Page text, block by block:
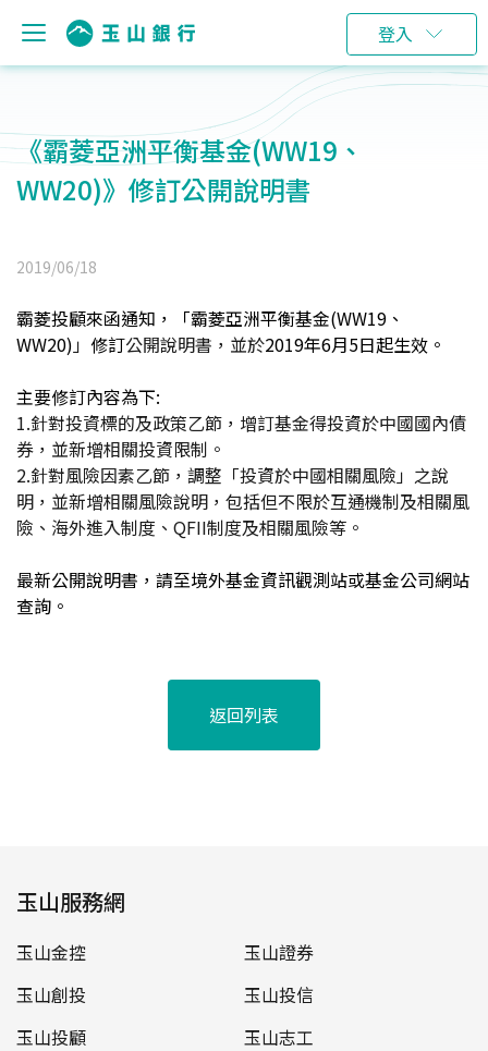
登入
《霸菱亞洲平衡基金(WW19、
WW20)》修訂公開說明書
2019/06/18
霸菱投顧來函通知，「霸菱亞洲平衡基金(WW19、
WW20)」 修訂公開說明書，並於2019年6月5日起生效。
主要修訂內容為下:
1.針對投資標的及政策乙節，增訂基金得投資於中國國內債
券，並新增相關投資限制。
2.針對風險因素乙節，調整「投資於中國相關風險」之說
明，並新增相關風險說明，包括但不限於互通機制及相關風
險、海外進入制度、QFII制度及相關風險等。
最新公開說明書，請至境外基金資訊觀測站或基金公司網站
查詢。
返回列表
玉山服務網
玉山金控
玉山證券
玉山創投
玉山投信
玉山投顧
玉山志工